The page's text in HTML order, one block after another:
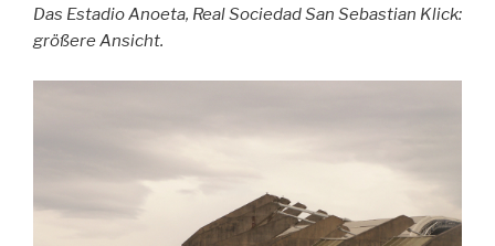
Das Estadio Anoeta, Real Sociedad San Sebastian Klick:
größere Ansicht.